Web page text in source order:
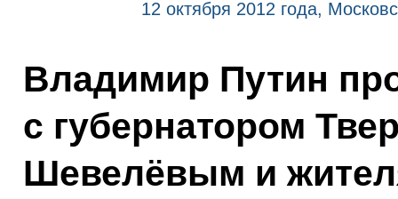
12 октября 2012 года,
Владимир Путин
с губернатором
Шевелёвым и